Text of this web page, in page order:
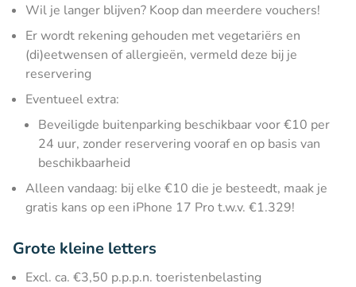
Wil je langer blijven? Koop dan meerdere vouchers!
Er wordt rekening gehouden met vegetariërs en
(di)eetwensen of allergieën, vermeld deze bij je
reservering
Eventueel extra:
Beveiligde buitenparking beschikbaar voor €10 per
24 uur, zonder reservering vooraf en op basis van
beschikbaarheid
Alleen vandaag: bij elke €10 die je besteedt, maak je
gratis kans op een iPhone 17 Pro t.w.v. €1.329!
Grote kleine letters
Excl. ca. €3,50 p.p.p.n. toeristenbelasting